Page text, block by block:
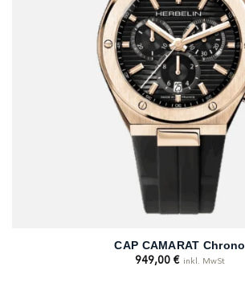
CAP CAMARAT Chrono
949,00 € inkl. MwSt